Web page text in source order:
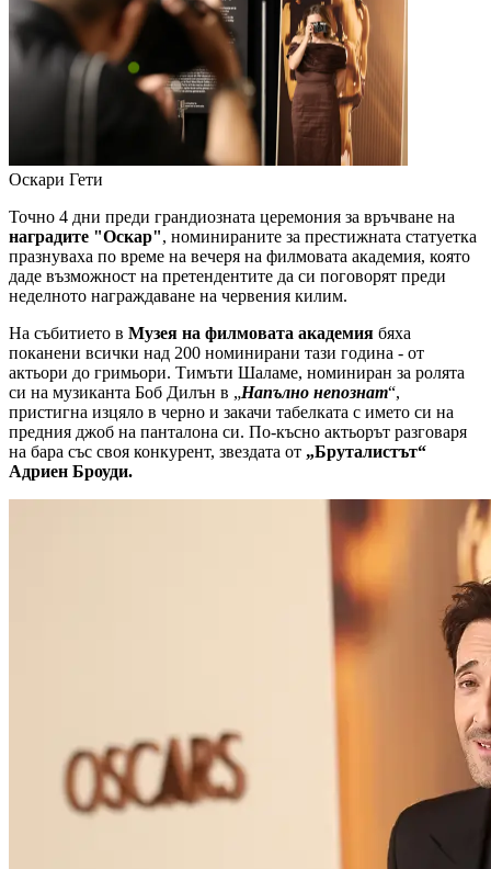
Оскари Гети
Точно 4 дни преди грандиозната церемония за връчване на
наградите "Оскар", номинираните за престижната статуетка
празнуваха по време на вечеря на филмовата академия, която
даде възможност на претендентите да си поговорят преди
неделното награждаване на червения килим.
На събитието в Музея на филмовата академия бяха
поканени всички над 200 номинирани тази година - от
актьори до гримьори. Тимъти Шаламе, номиниран за ролята
си на музиканта Боб Дилън в „Напълно непознат“,
пристигна изцяло в черно и закачи табелката с името си на
предния джоб на панталона си. По-късно актьорът разговаря
на бара със своя конкурент, звездата от „Бруталистът“
Адриен Броуди.